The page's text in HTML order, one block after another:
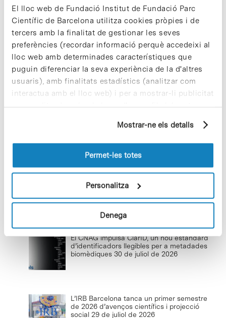
El lloc web de Fundació Institut de Fundació Parc
Científic de Barcelona utilitza cookies pròpies i de
tercers amb la finalitat de gestionar les seves
preferències (recordar informació perquè accedeixi al
lloc web amb determinades característiques que
puguin diferenciar la seva experiència de la d'altres
usuaris), amb finalitats estadístics (analitzar com
interactua amb el lloc web) i per a mostrar-li publicitat
personalitzada sobre la base d'un perfil elaborat a
pàgines visitades). Per a obtenir més informació sobre
les cookies pot consultar laPolítica de cookiesdel
Mostrar-ne els detalls
Permet-les totes
Personalitza
Denega
Vacances responsables en temps
d’emergència climàtica
15 de juliol de 2026
Cuidar el territori és sostenibilitat
29 de juliol de 2026
8 de juliol de 2026
El CNAG impulsa ClarID, un nou estàndard
d’identificadors llegibles per a metadades
biomèdiques 30 de juliol de 2026
L’IRB Barcelona tanca un primer semestre
de 2026 d’avenços científics i projecció
social 29 de juliol de 2026